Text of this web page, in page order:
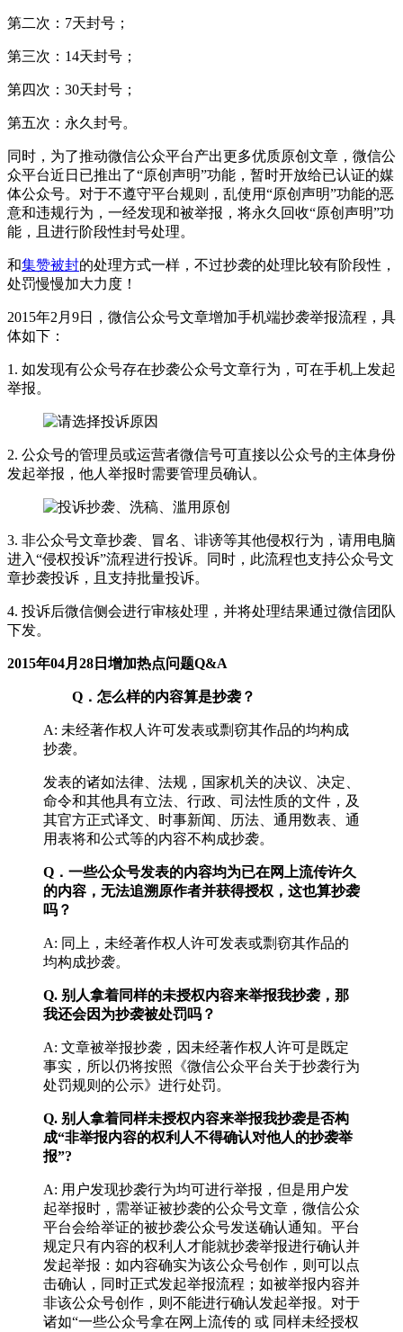
第二次：7天封号；
第三次：14天封号；
第四次：30天封号；
第五次：永久封号。
同时，为了推动微信公众平台产出更多优质原创文章，微信公
众平台近日已推出了“原创声明”功能，暂时开放给已认证的媒
体公众号。对于不遵守平台规则，乱使用“原创声明”功能的恶
意和违规行为，一经发现和被举报，将永久回收“原创声明”功
能，且进行阶段性封号处理。
和集赞被封的处理方式一样，不过抄袭的处理比较有阶段性，
处罚慢慢加大力度！
2015年2月9日，微信公众号文章增加手机端抄袭举报流程，具
体如下：
1. 如发现有公众号存在抄袭公众号文章行为，可在手机上发起
举报。
2. 公众号的管理员或运营者微信号可直接以公众号的主体身份
发起举报，他人举报时需要管理员确认。
3. 非公众号文章抄袭、冒名、诽谤等其他侵权行为，请用电脑
进入“侵权投诉”流程进行投诉。同时，此流程也支持公众号文
章抄袭投诉，且支持批量投诉。
4. 投诉后微信侧会进行审核处理，并将处理结果通过微信团队
下发。
2015年04月28日增加热点问题Q&A
Q．怎么样的内容算是抄袭？
A: 未经著作权人许可发表或剽窃其作品的均构成
抄袭。
发表的诸如法律、法规，国家机关的决议、决定、
命令和其他具有立法、行政、司法性质的文件，及
其官方正式译文、时事新闻、历法、通用数表、通
用表将和公式等的内容不构成抄袭。
Q．一些公众号发表的内容均为已在网上流传许久
的内容，无法追溯原作者并获得授权，这也算抄袭
吗？
A: 同上，未经著作权人许可发表或剽窃其作品的
均构成抄袭。
Q. 别人拿着同样的未授权内容来举报我抄袭，那
我还会因为抄袭被处罚吗？
A: 文章被举报抄袭，因未经著作权人许可是既定
事实，所以仍将按照《微信公众平台关于抄袭行为
处罚规则的公示》进行处罚。
Q. 别人拿着同样未授权内容来举报我抄袭是否构
成“非举报内容的权利人不得确认对他人的抄袭举
报”?
A: 用户发现抄袭行为均可进行举报，但是用户发
起举报时，需举证被抄袭的公众号文章，微信公众
平台会给举证的被抄袭公众号发送确认通知。平台
规定只有内容的权利人才能就抄袭举报进行确认并
发起举报：如内容确实为该公众号创作，则可以点
击确认，同时正式发起举报流程；如被举报内容并
非该公众号创作，则不能进行确认发起举报。对于
诸如“一些公众号拿在网上流传的 或 同样未经授权